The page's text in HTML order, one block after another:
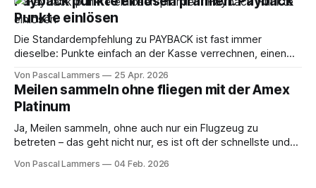
Szene weiss sofort, was gemeint ist. Die american express
karte schwarz ist kein
Punkte einlösen
Die Standardempfehlung zu PAYBACK ist fast immer
dieselbe: Punkte einfach an der Kasse verrechnen, einen
bestellen. Bequem ist das. Klug ist es für Reisende
meistens nicht. Wer PAYBACK nur als kleinen Einkaufsrabatt
betrachtet, verschenkt Potenzial. Gerade wenn du ohnehin
in einem Ökosystem aus
Von Pascal Lammers 25 Apr. 2026
Meilen sammeln ohne fliegen mit der Amex
Platinum
Ja, Meilen sammeln, ohne auch nur ein Flugzeug zu
betreten – das geht nicht nur, es ist oft der schnellste und
Trick besteht darin, die alltäglichen Ausgaben, die sowieso
Von Pascal Lammers 04 Feb. 2026